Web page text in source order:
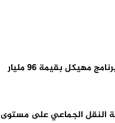
تحت قيادة صاحب الجلالة الملك محمد السادس، تتعزز البنيات التحتية السككية بإطلاق برنامج مهيكل بقيمة 96 مليار
النقل الجماعي على مستوى